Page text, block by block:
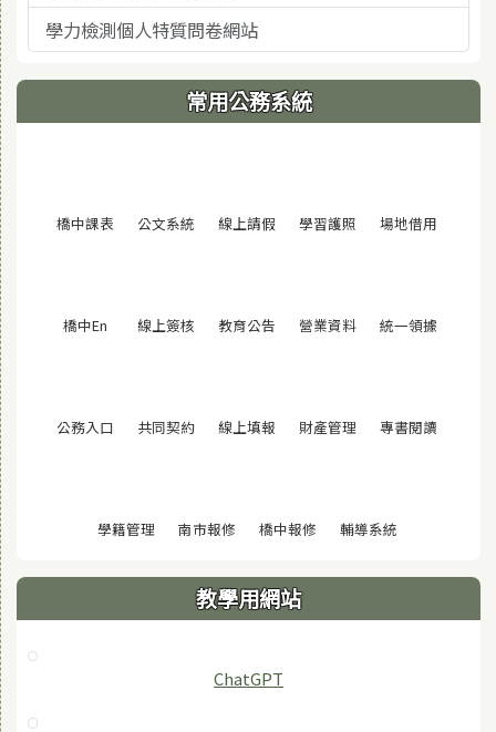
學力檢測個人特質問卷網站
常用公務系統
橋中課表 (另開視窗)
公文系統 (另開視窗)
線上請假 (另開視窗)
學習護照 (另開視窗)
場地借用
橋中En (另開視窗)
線上簽核 (另開視窗)
教育公告 (另開視窗)
營業資料(另開視窗)
統一領據
公務入口 (另開視窗)
共同契約(另開視窗)
線上填報 (另開視窗)
財產管理 (另開視窗)
專書閱讀
學籍管理(另開視窗)
南市報修(另開視窗)
橋中報修(另開視窗)
輔導系統(另開視窗)
教學用網站
ChatGPT